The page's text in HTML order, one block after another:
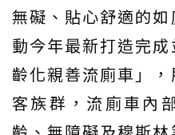
無礙、貼心舒適的
動今年最新打造完
齡化親善流廁車」
客族群，流廁車內